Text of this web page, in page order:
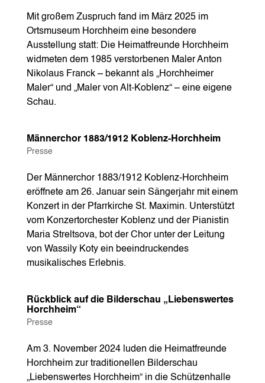
Mit großem Zuspruch fand im März 2025 im
Ortsmuseum Horchheim eine besondere
Ausstellung statt: Die Heimatfreunde Horchheim
widmeten dem 1985 verstorbenen Maler Anton
Nikolaus Franck – bekannt als „Horchheimer
Maler“ und „Maler von Alt-Koblenz“ – eine eigene
Schau.
Männerchor 1883/1912 Koblenz-Horchheim
Presse
Der Männerchor 1883/1912 Koblenz-Horchheim
eröffnete am 26. Januar sein Sängerjahr mit einem
Konzert in der Pfarrkirche St. Maximin. Unterstützt
vom Konzertorchester Koblenz und der Pianistin
Maria Streltsova, bot der Chor unter der Leitung
von Wassily Koty ein beeindruckendes
musikalisches Erlebnis.
Rückblick auf die Bilderschau „Liebenswertes
Horchheim“
Presse
Am 3. November 2024 luden die Heimatfreunde
Horchheim zur traditionellen Bilderschau
„Liebenswertes Horchheim“ in die Schützenhalle